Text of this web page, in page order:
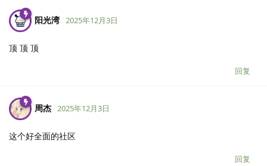
阳光湾 2025年12月3日
顶 顶 顶
回复
周杰 2025年12月3日
这个好全面的社区
回复